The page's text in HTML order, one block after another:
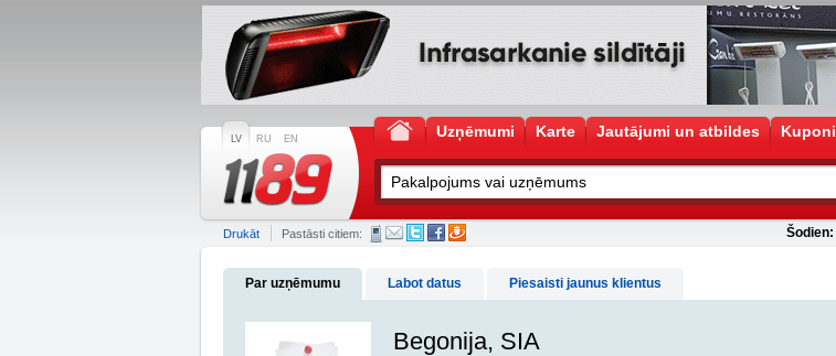
LV RU EN Uzņēmumi Karte Jautājumi un atbildes Kuponi
Šodien:
Drukāt Pastāsti citiem:
Par uzņēmumu Labot datus Piesaisti jaunus klientus
Begonija, SIA